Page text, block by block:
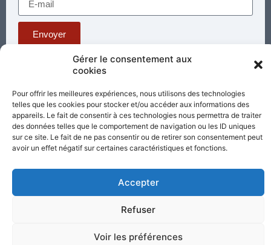
Gérer le consentement aux
cookies
Pour offrir les meilleures expériences, nous utilisons des technologies
telles que les cookies pour stocker et/ou accéder aux informations des
appareils. Le fait de consentir à ces technologies nous permettra de traiter
des données telles que le comportement de navigation ou les ID uniques
sur ce site. Le fait de ne pas consentir ou de retirer son consentement peut
avoir un effet négatif sur certaines caractéristiques et fonctions.
Accepter
Refuser
Voir les préférences
Envoyer
Téléphone : 03 85 81 56 00
standard@sacrecoeur-paray.org
Paray TV
Agenda Nous contacter
Nos
partenaires
Mentions
légales
Partagez cette page